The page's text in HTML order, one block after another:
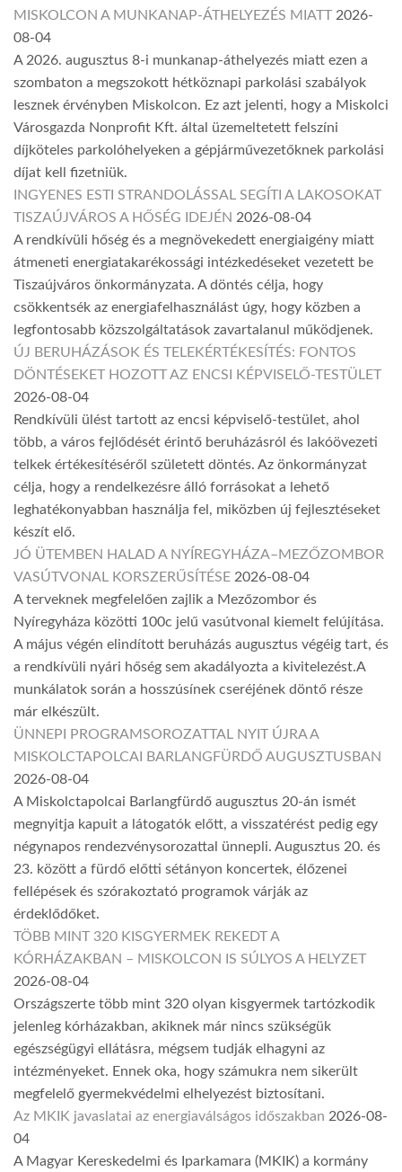
MISKOLCON A MUNKANAP-ÁTHELYEZÉS MIATT 2026-
08-04
A 2026. augusztus 8-i munkanap-áthelyezés miatt ezen a
szombaton a megszokott hétköznapi parkolási szabályok
lesznek érvényben Miskolcon. Ez azt jelenti, hogy a Miskolci
Városgazda Nonprofit Kft. által üzemeltetett felszíni
díjköteles parkolóhelyeken a gépjárművezetőknek parkolási
díjat kell fizetniük.
INGYENES ESTI STRANDOLÁSSAL SEGÍTI A LAKOSOKAT
TISZAÚJVÁROS A HŐSÉG IDEJÉN 2026-08-04
A rendkívüli hőség és a megnövekedett energiaigény miatt
átmeneti energiatakarékossági intézkedéseket vezetett be
Tiszaújváros önkormányzata. A döntés célja, hogy
csökkentsék az energiafelhasználást úgy, hogy közben a
legfontosabb közszolgáltatások zavartalanul működjenek.
ÚJ BERUHÁZÁSOK ÉS TELEKÉRTÉKESÍTÉS: FONTOS
DÖNTÉSEKET HOZOTT AZ ENCSI KÉPVISELŐ-TESTÜLET
2026-08-04
Rendkívüli ülést tartott az encsi képviselő-testület, ahol
több, a város fejlődését érintő beruházásról és lakóövezeti
telkek értékesítéséről született döntés. Az önkormányzat
célja, hogy a rendelkezésre álló forrásokat a lehető
leghatékonyabban használja fel, miközben új fejlesztéseket
készít elő.
JÓ ÜTEMBEN HALAD A NYÍREGYHÁZA–MEZŐZOMBOR
VASÚTVONAL KORSZERŰSÍTÉSE 2026-08-04
A terveknek megfelelően zajlik a Mezőzombor és
Nyíregyháza közötti 100c jelű vasútvonal kiemelt felújítása.
A május végén elindított beruházás augusztus végéig tart, és
a rendkívüli nyári hőség sem akadályozta a kivitelezést.A
munkálatok során a hosszúsínek cseréjének döntő része
már elkészült.
ÜNNEPI PROGRAMSOROZATTAL NYIT ÚJRA A
MISKOLCTAPOLCAI BARLANGFÜRDŐ AUGUSZTUSBAN
2026-08-04
A Miskolctapolcai Barlangfürdő augusztus 20-án ismét
megnyitja kapuit a látogatók előtt, a visszatérést pedig egy
négynapos rendezvénysorozattal ünnepli. Augusztus 20. és
23. között a fürdő előtti sétányon koncertek, élőzenei
fellépések és szórakoztató programok várják az
érdeklődőket.
TÖBB MINT 320 KISGYERMEK REKEDT A
KÓRHÁZAKBAN – MISKOLCON IS SÚLYOS A HELYZET
2026-08-04
Országszerte több mint 320 olyan kisgyermek tartózkodik
jelenleg kórházakban, akiknek már nincs szükségük
egészségügyi ellátásra, mégsem tudják elhagyni az
intézményeket. Ennek oka, hogy számukra nem sikerült
megfelelő gyermekvédelmi elhelyezést biztosítani.
Az MKIK javaslatai az energiaválságos időszakban 2026-08-
04
A Magyar Kereskedelmi és Iparkamara (MKIK) a kormány